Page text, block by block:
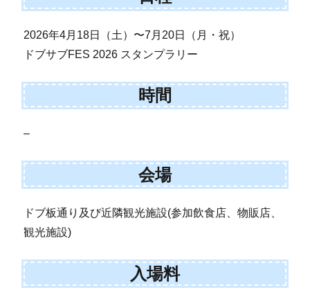
2026年4月18日（土）〜7月20日（月・祝）
ドブサブFES 2026 スタンプラリー
時間
–
会場
ドブ板通り及び近隣観光施設(参加飲食店、物販店、
観光施設)
入場料